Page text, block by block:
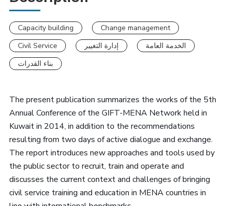
Capacity building
Change management
Civil Service
إدارة التغيير
الخدمة العامة
بناء القدرات
The present publication summarizes the works of the 5th
Annual Conference of the GIFT-MENA Network held in
Kuwait in 2014, in addition to the recommendations
resulting from two days of active dialogue and exchange.
The report introduces new approaches and tools used by
the public sector to recruit, train and operate and
discusses the current context and challenges of bringing
civil service training and education in MENA countries in